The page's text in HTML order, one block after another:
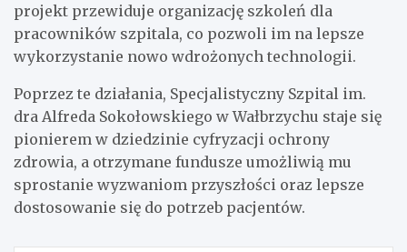
projekt przewiduje organizację szkoleń dla
pracowników szpitala, co pozwoli im na lepsze
wykorzystanie nowo wdrożonych technologii.
Poprzez te działania, Specjalistyczny Szpital im.
dra Alfreda Sokołowskiego w Wałbrzychu staje się
pionierem w dziedzinie cyfryzacji ochrony
zdrowia, a otrzymane fundusze umożliwią mu
sprostanie wyzwaniom przyszłości oraz lepsze
dostosowanie się do potrzeb pacjentów.